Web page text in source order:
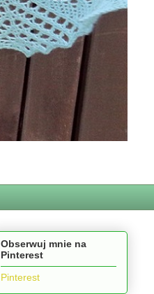
Obserwuj mnie na
Pinterest
Pinterest